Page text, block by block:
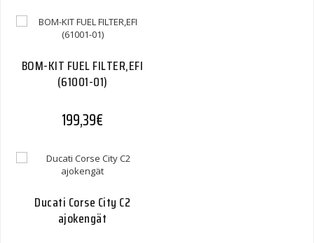
BOM-KIT FUEL FILTER,EFI
(61001-01)
199,39€
Ducati Corse City C2
ajokengät